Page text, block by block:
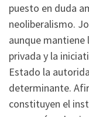
puesto en duda
neoliberalismo.
aunque mantiene
privada y la
Estado la
determinante.
constituyen el